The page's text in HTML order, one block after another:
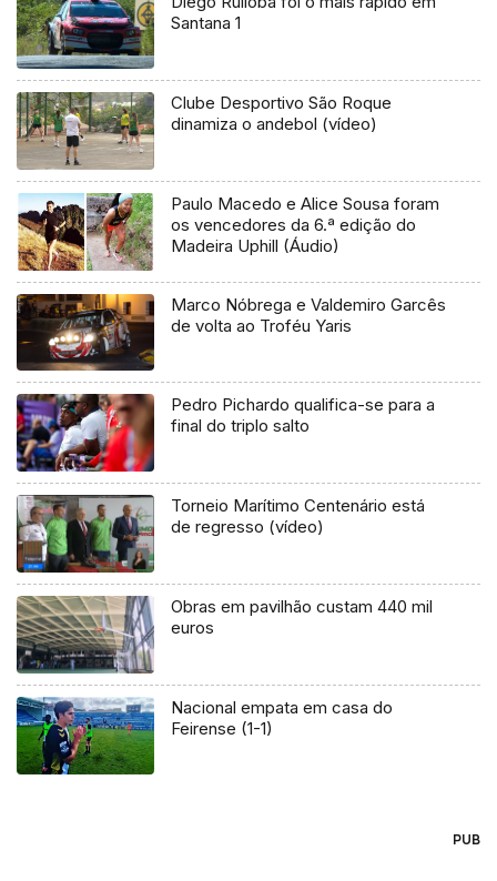
Santana 1
Clube Desportivo São Roque
dinamiza o andebol (vídeo)
Paulo Macedo e Alice Sousa foram
os vencedores da 6.ª edição do
Madeira Uphill (Áudio)
Marco Nóbrega e Valdemiro Garcês
de volta ao Troféu Yaris
Pedro Pichardo qualifica-se para a
final do triplo salto
Torneio Marítimo Centenário está
de regresso (vídeo)
Obras em pavilhão custam 440 mil
euros
Nacional empata em casa do
Feirense (1-1)
PUB